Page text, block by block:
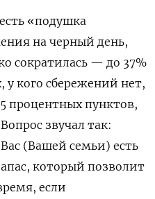
«подушка
на черный день,
сократилась — до 37%
у кого сбережений нет,
процентных пунктов,
звучал так:
(Вашей семьи) есть
который позволит
если